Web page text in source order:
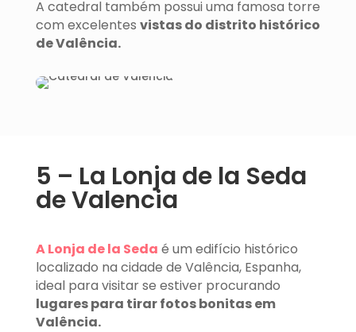
A catedral também possui uma famosa torre
com excelentes vistas do distrito histórico
de Valência.
5 – La Lonja de la Seda
de Valencia
A Lonja de la Seda é um edifício histórico
localizado na cidade de Valência, Espanha,
ideal para visitar se estiver procurando
lugares para tirar fotos bonitas em
Valência.